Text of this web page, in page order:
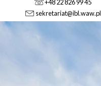
+48 22 826 99 45
sekretariat@ibl.waw.pl
Szukaj